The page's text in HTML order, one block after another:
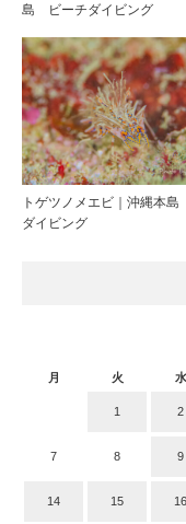
島 ビーチダイビング
トゲツノメエビ｜沖縄本
ダイビング
月
火 水
1 2
7 8 9
14 15 16